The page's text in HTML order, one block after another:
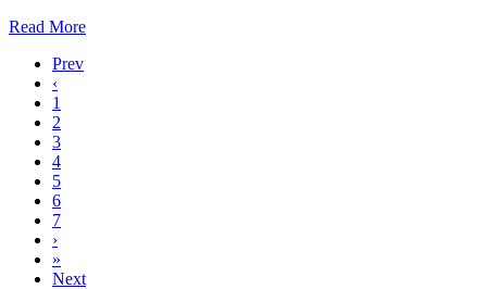
Read More
Prev
‹
1
2
3
4
5
6
7
›
»
Next